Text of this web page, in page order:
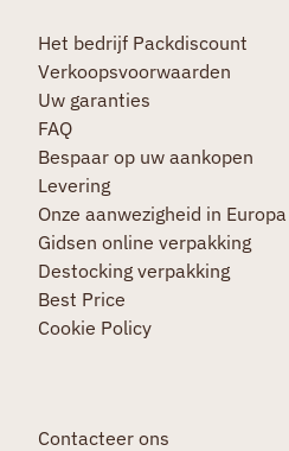
Het bedrijf Packdiscount
Verkoopsvoorwaarden
Uw garanties
FAQ
Bespaar op uw aankopen
Levering
Onze aanwezigheid in Europa
Gidsen online verpakking
Destocking verpakking
Best Price
Cookie Policy
Contacteer ons